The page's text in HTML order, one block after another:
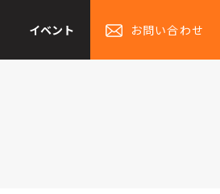
イベント お問い合わせ